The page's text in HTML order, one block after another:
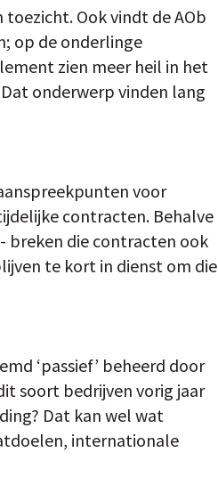
Ook vindt de AOb
op de onderlinge
zien meer heil in het
onderwerp vinden lang
voor
contracten. Behalve
breken die contracten ook
te kort in dienst om die
‘passief’ beheerd door
soort bedrijven vorig jaar
Dat kan wel wat
internationale